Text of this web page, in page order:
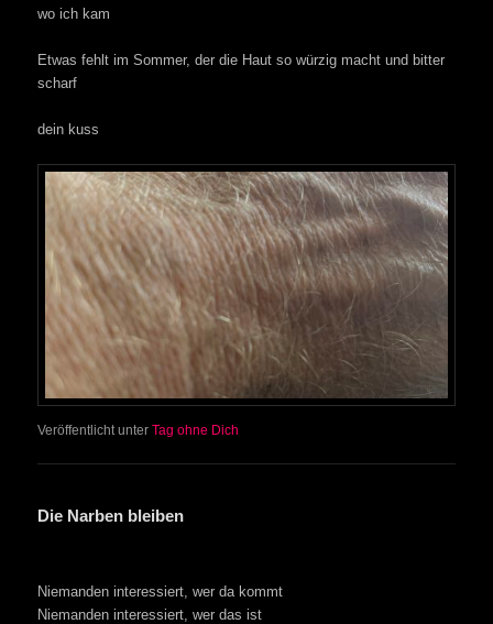
wo ich kam
Etwas fehlt im Sommer, der die Haut so würzig macht und bitter
scharf
dein kuss
Veröffentlicht unter Tag ohne Dich
Die Narben bleiben
Niemanden interessiert, wer da kommt
Niemanden interessiert, wer das ist